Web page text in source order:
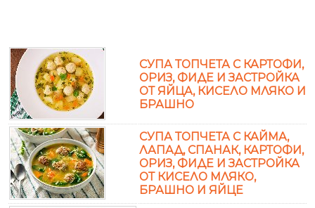
СУПА ТОПЧЕТА С КАРТОФИ,
ОРИЗ, ФИДЕ И ЗАСТРОЙКА
ОТ ЯЙЦА, КИСЕЛО МЛЯКО И
БРАШНО
СУПА ТОПЧЕТА С КАЙМА,
ЛАПАД, СПАНАК, КАРТОФИ,
ОРИЗ, ФИДЕ И ЗАСТРОЙКА
ОТ КИСЕЛО МЛЯКО,
БРАШНО И ЯЙЦЕ